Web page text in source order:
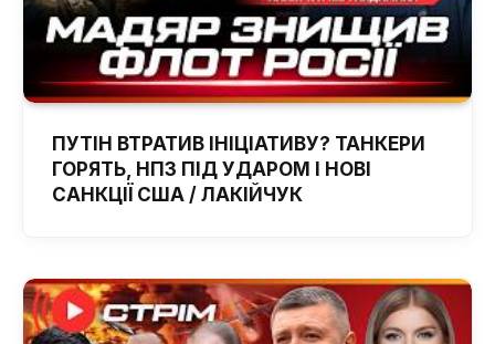
ПУТІН ВТРАТИВ ІНІЦІАТИВУ? ТАНКЕРИ
ГОРЯТЬ, НПЗ ПІД УДАРОМ І НОВІ
САНКЦІЇ США / ЛАКІЙЧУК